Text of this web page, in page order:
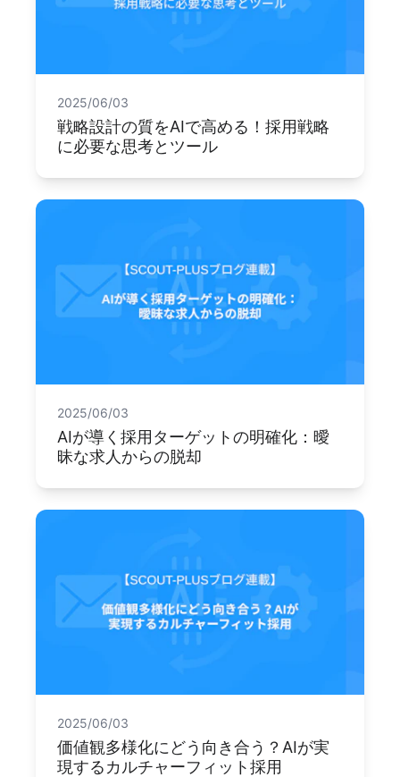
2025/06/03
戦略設計の質をAIで高める！採用戦略
に必要な思考とツール
2025/06/03
AIが導く採用ターゲットの明確化：曖
昧な求人からの脱却
2025/06/03
価値観多様化にどう向き合う？AIが実
現するカルチャーフィット採用